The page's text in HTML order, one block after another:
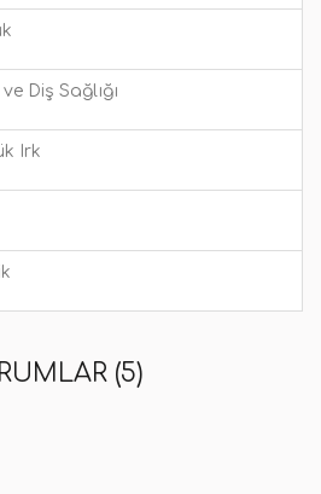
ve Diş Sağlığı
Irk
(5)